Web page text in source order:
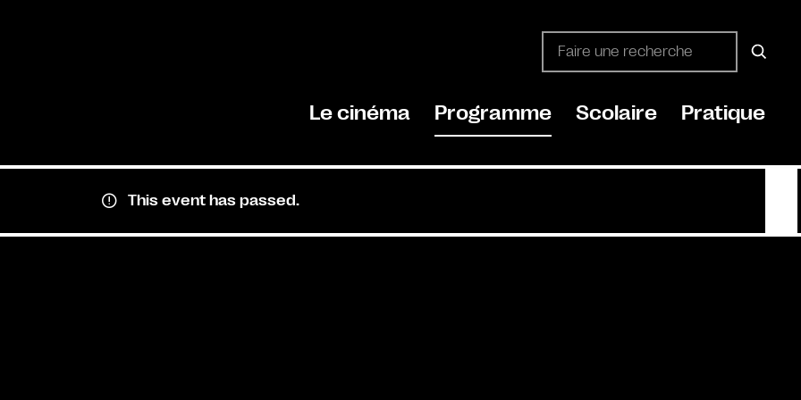
Le cinéma Programme Scolaire Pratique
This event has passed.